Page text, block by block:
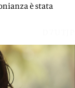
è stata